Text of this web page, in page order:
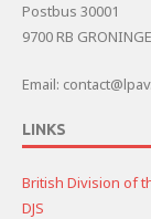
Postbus 30001
9700 RB
Email:
LINKS
British Division of
DJS